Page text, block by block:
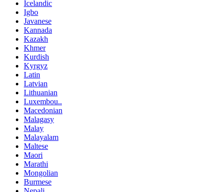
Icelandic
Igbo
Javanese
Kannada
Kazakh
Khmer
Kurdish
Kyrgyz
Latin
Latvian
Lithuanian
Luxembou..
Macedonian
Malagasy
Malay
Malayalam
Maltese
Maori
Marathi
Mongolian
Burmese